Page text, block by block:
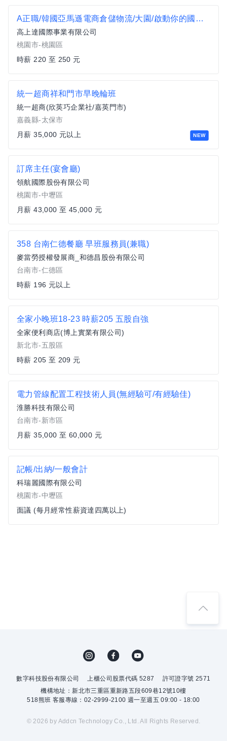
A正職/韓國亞馬遜電商倉儲物流/大園/啟動你的國際職涯
高上達國際事業有限公司
桃園市-桃園區
時薪 220 至 250 元
NEW
統一超商祥和門市早晚輪班
統一超商(欣英巧企業社/嘉英門市)
嘉義縣-太保市
月薪 35,000 元以上
訂席主任(宴會廳)
領航國際股份有限公司
桃園市-中壢區
月薪 43,000 至 45,000 元
358 台南仁德餐廳 早班服務員(兼職)
麥當勞授權發展商_和德昌股份有限公司
台南市-仁德區
時薪 196 元以上
全家小晚班18-23 時薪205 五股自強
全家便利商店(博上實業有限公司)
新北市-五股區
時薪 205 至 209 元
電力管線配置工程技術人員(無經驗可/有經驗佳)
淮勝科技有限公司
台南市-新市區
月薪 35,000 至 60,000 元
記帳/出納/一般會計
科瑞麗國際有限公司
桃園市-中壢區
面議 (每月經常性薪資達四萬以上)
數字科技股份有限公司 上櫃公司股票代碼 5287
許可證字號 2571
機構地址：新北市三重區重新路五段609巷12號10樓
518熊班 客服專線：02-2999-2100 週一至週五 09:00 - 18:00
© 2026 by Addcn Technology Co., Ltd. All Rights Reserved.